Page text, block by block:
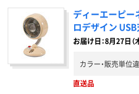
ディーエーピー
ロデザイン
お届け日：8月27日（
カラー・販売単位
直送品